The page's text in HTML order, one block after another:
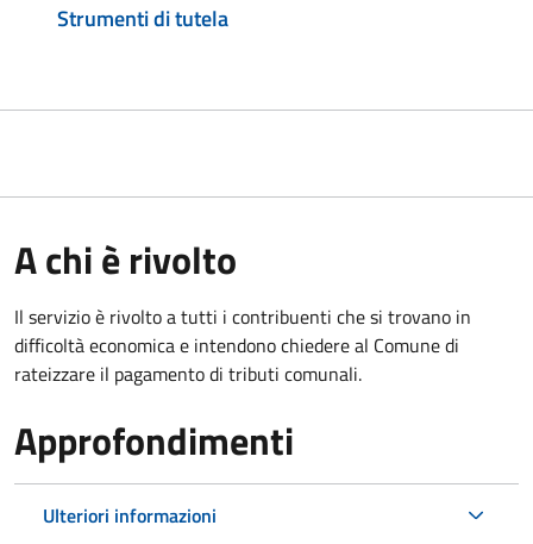
Strumenti di tutela
A chi è rivolto
Il servizio è rivolto a tutti i contribuenti che si trovano in
difficoltà economica e intendono chiedere al Comune di
rateizzare il pagamento di tributi comunali.
Approfondimenti
Ulteriori informazioni